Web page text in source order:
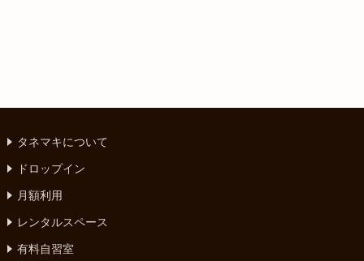
タネマキについて
ドロップイン
月額利用
レンタルスペース
有料自習室